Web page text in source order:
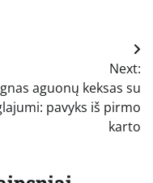
Next:
aguonų keksas su
pavyks iš pirmo
karto